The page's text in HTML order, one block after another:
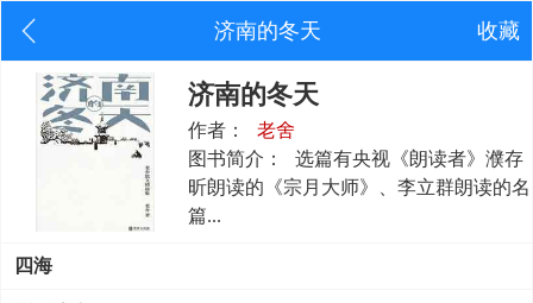
济南的冬天 收藏
济南的冬天
作者：
老舍
图书简介：
选篇有央视《朗读者》濮存
昕朗读的《宗月大师》、李立群朗读的名
篇...
四海